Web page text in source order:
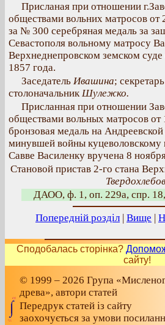
Присланая при отношении
обществами вольних матросов от
за № 300 серебряная медаль за
Севастополя вольному матросу
Верхнеднепровском земском
1857 года.
Заседатель Ивашина; секретарь
столоначальникШулежко.
Присланная при отношении
обществами вольных матросов от
бронзовая медаль на Андреевской
минувшей войны куцеволовскому
Савве Василенку вручена 8
Становой пристав 2-го стана
ДАОО, ф. 1, оп. 229а, спр. 18,
Попередній розділ | Вище |
Сподобалась сторінка?
сайту!
© 1999 – 2026 Група
древа», автори статей
Передрук статей із сайту
заохочується за умови